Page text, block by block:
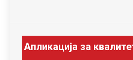
Апликација за